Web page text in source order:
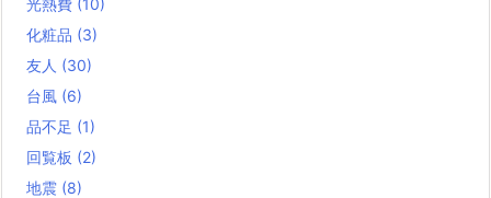
化粧品 (3)
友人 (30)
台風 (6)
品不足 (1)
回覧板 (2)
地震 (8)